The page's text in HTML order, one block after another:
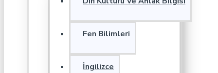
Fen Bilimleri
İngilizce